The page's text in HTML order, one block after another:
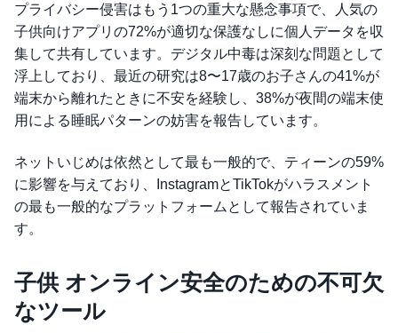
プライバシー侵害はもう1つの重大な懸念事項で、人気の
子供向けアプリの72%が適切な保護なしに個人データを収
集して共有しています。デジタル中毒は深刻な問題として
浮上しており、最近の研究は8〜17歳のお子さんの41%が
端末から離れたときに不安を経験し、38%が夜間の端末使
用による睡眠パターンの妨害を報告しています。
ネットいじめは依然として最も一般的で、ティーンの59%
に影響を与えており、InstagramとTikTokがハラスメント
の最も一般的なプラットフォームとして報告されていま
す。
子供 オンライン安全のための不可欠
なツール